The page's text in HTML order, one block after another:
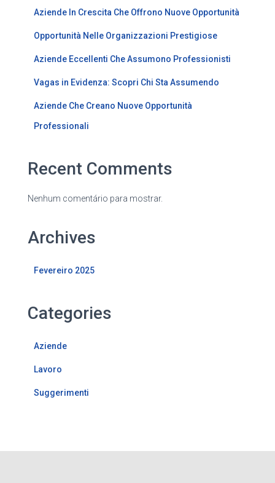
Aziende In Crescita Che Offrono Nuove Opportunità
Opportunità Nelle Organizzazioni Prestigiose
Aziende Eccellenti Che Assumono Professionisti
Vagas in Evidenza: Scopri Chi Sta Assumendo
Aziende Che Creano Nuove Opportunità
Professionali
Recent Comments
Nenhum comentário para mostrar.
Archives
Fevereiro 2025
Categories
Aziende
Lavoro
Suggerimenti